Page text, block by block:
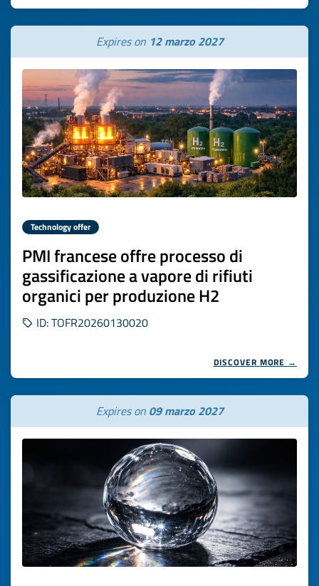
Expires on 12 marzo 2027
Technology offer
PMI francese offre processo di
gassificazione a vapore di rifiuti
organici per produzione H2
ID: TOFR20260130020
DISCOVER MORE →
Expires on 09 marzo 2027